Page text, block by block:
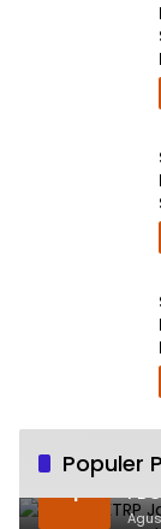
Populer
1